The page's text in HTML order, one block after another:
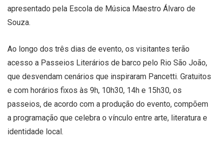
apresentado pela Escola de Música Maestro Álvaro de
Souza.
Ao longo dos três dias de evento, os visitantes terão
acesso a Passeios Literários de barco pelo Rio São João,
que desvendam cenários que inspiraram Pancetti. Gratuitos
e com horários fixos às 9h, 10h30, 14h e 15h30, os
passeios, de acordo com a produção do evento, compõem
a programação que celebra o vínculo entre arte, literatura e
identidade local.